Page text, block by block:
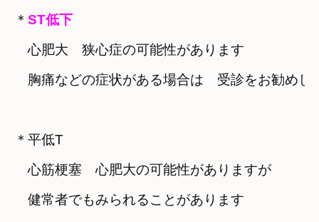
＊
心肥大　狭心症の可能性があります
胸痛などの症状がある場合は　受診をお勧めし
＊ 平低T
心筋梗塞　心肥大の可能性がありますが
健常者でもみられることがあります